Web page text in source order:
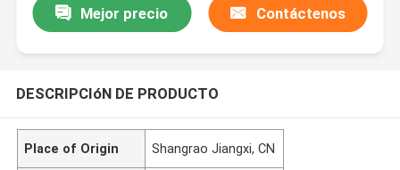
Mejor precio Contáctenos
DESCRIPCIóN DE PRODUCTO
Place of Origin Shangrao Jiangxi, CN